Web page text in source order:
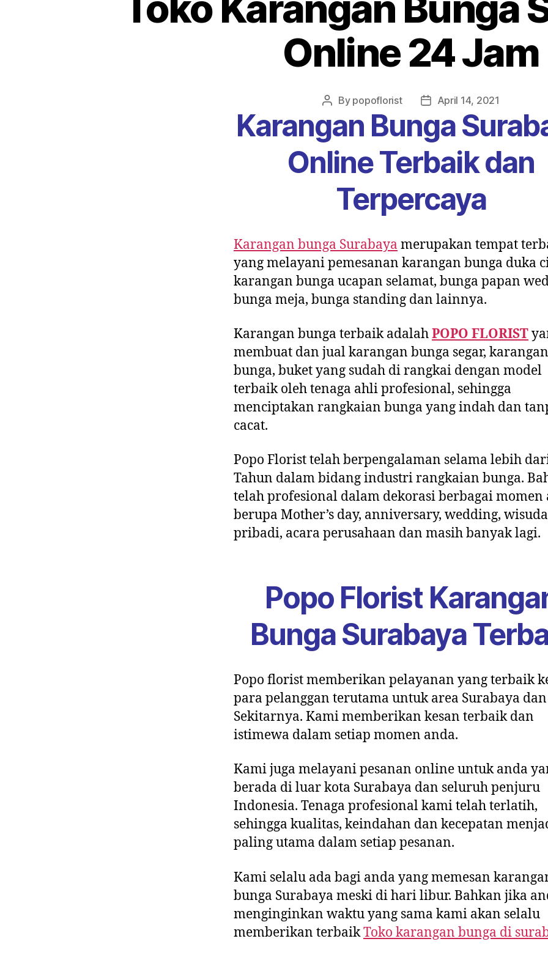
Online 24 Jam
By popoflorist April 14, 2021
Karangan Bunga
Online Terbaikdan
Terpercaya
Karangan bunga Surabaya merupakan tempat
yang melayani pemesanan karangan bunga duka
karangan bunga ucapan selamat, bunga papan
bunga meja, bunga standing dan lainnya.
Karangan bunga terbaik adalahPOPO FLORIST
membuat dan jual karangan bunga segar, karangan
bunga, buket yang sudah di rangkai dengan model
terbaik oleh tenaga ahli profesional, sehingga
menciptakan rangkaian bunga yang indah dan
cacat.
Popo Florist telah berpengalaman selama lebih
Tahun dalam bidang industri rangkaian bunga.
telah profesional dalam dekorasi berbagai momen
berupa Mother’s day, anniversary, wedding,
pribadi, acara perusahaan dan masih banyak lagi.
Popo Florist
Bunga Surabaya
Popo florist memberikan pelayanan yang terbaik
para pelanggan terutama untuk area Surabaya dan
Sekitarnya. Kami memberikan kesan terbaik dan
istimewa dalam setiap momen anda.
Kami juga melayani pesanan online untuk anda
berada di luar kota Surabaya dan seluruh penjuru
Indonesia. Tenaga profesional kami telah terlatih,
sehingga kualitas, keindahan dan kecepatan
paling utama dalam setiap pesanan.
Kami selalu ada bagi anda yang memesan
bunga Surabaya meski di hari libur. Bahkan jika
menginginkan waktu yang sama kami akan selalu
memberikan terbaikToko karangan bunga di